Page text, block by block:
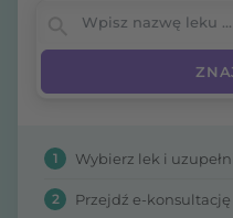
Wpisz nazwę leku
1 Wybierz lek i
2 Przejdź e-